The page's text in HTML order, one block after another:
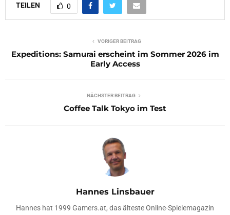
TEILEN 0
VORIGER BEITRAG
Expeditions: Samurai erscheint im Sommer 2026 im
Early Access
NÄCHSTER BEITRAG
Coffee Talk Tokyo im Test
Hannes Linsbauer
Hannes hat 1999 Gamers.at, das älteste Online-Spielemagazin